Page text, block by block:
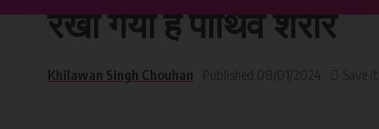
रखा गया है पार्थिव शरीर
Khilawan Singh Chouhan